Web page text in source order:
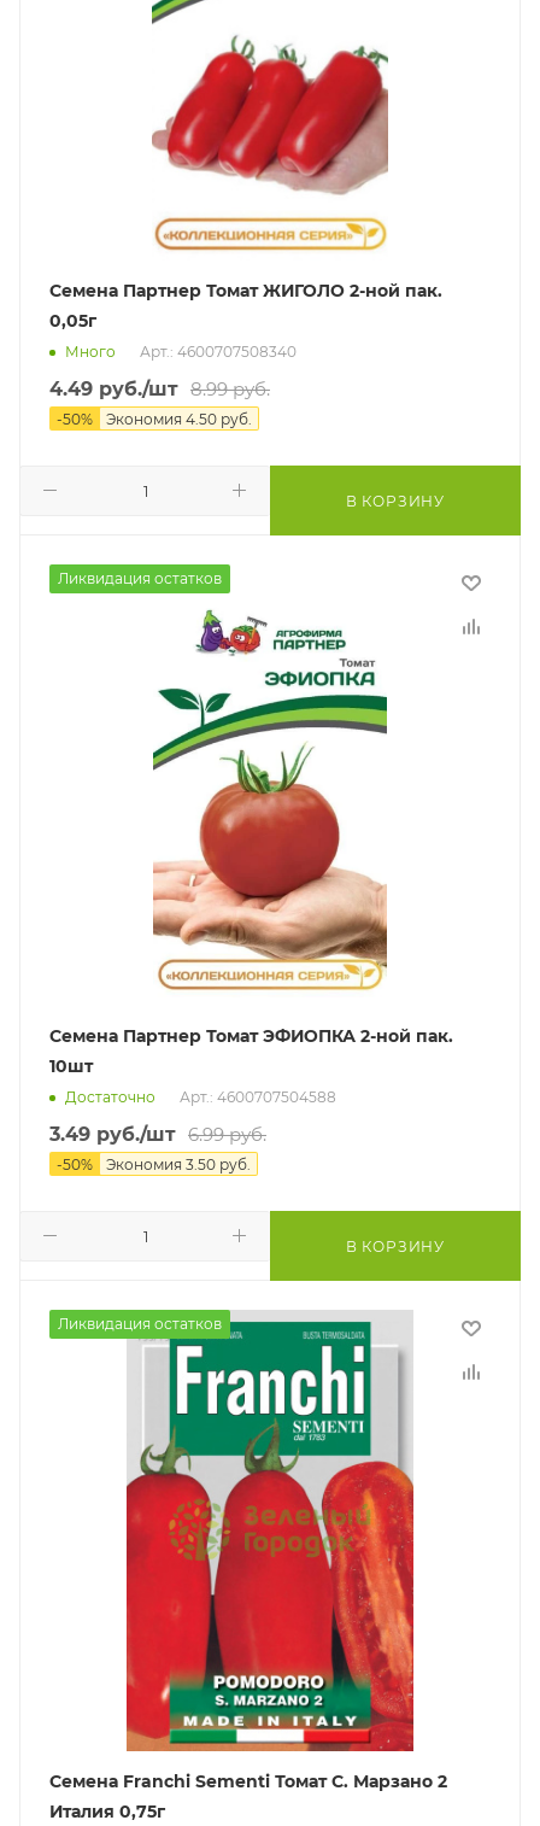
Семена Партнер Томат ЖИГОЛО 2-ной пак.
0,05г
Много Арт.: 4600707508340
4.49 руб./шт 8.99руб.
-50% Экономия 4.50 руб.
В КОРЗИНУ
Ликвидация остатков
Семена Партнер Томат ЭФИОПКА 2-ной пак.
10шт
Достаточно Арт.: 4600707504588
3.49 руб./шт 6.99руб.
-50% Экономия 3.50 руб.
В КОРЗИНУ
Ликвидация остатков
Семена Franchi Sementi Томат С. Марзано 2
Италия 0,75г